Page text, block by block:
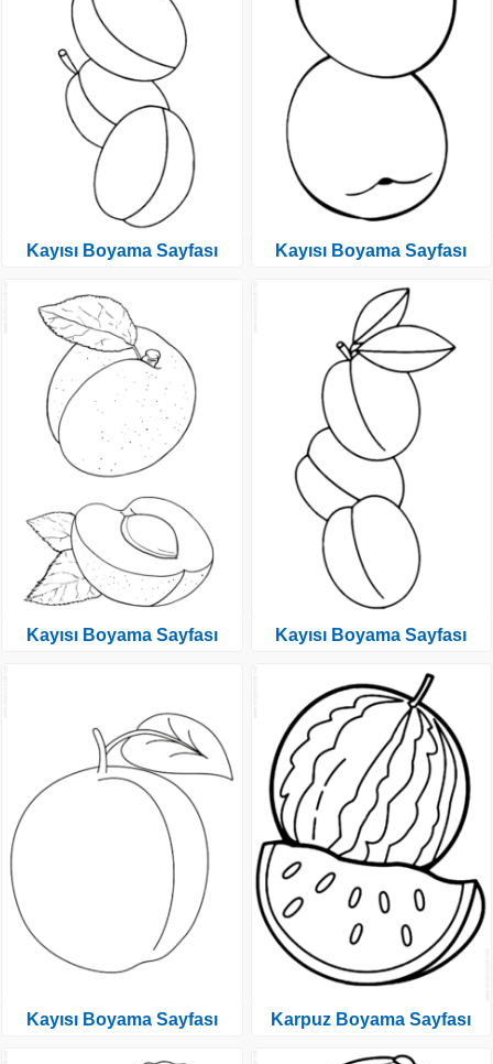
Kayısı Boyama Sayfası
Kayısı Boyama Sayfası
Kayısı Boyama Sayfası
Kayısı Boyama Sayfası
Kayısı Boyama Sayfası
Karpuz Boyama Sayfası